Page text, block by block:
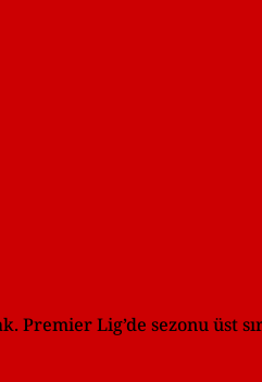
Premier Lig’de sezonu üst